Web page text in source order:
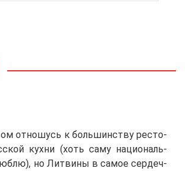
от­но­шусь к боль­шин­ству ре­сто­
кух­ни (хоть са­му на­ци­о­наль­
но Лит­ви­ны в са­мое сер­деч­